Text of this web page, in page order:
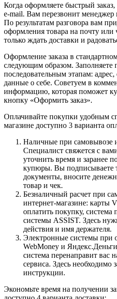
Когда оформляете быстрый
e-mail. Вам перезвонит менеджер
По результатам разговора вам
оформления товара на почту или
только ждать доставки и
Оформление заказа в
следующим образом. Заполняете
последовательным этапам:
данные о себе. Советуем в
информацию, которая поможет
кнопку «Оформить заказ».
Оплачивайте покупки удобным
магазине доступно 3 варианта
Наличные при самовывозе
Специалист свяжется с
уточнить время и заранее
купюры. Вы подписываете
документы, вносите
товар и чек.
Безналичный расчет при
интернет-магазине: карты
оплатить покупку, система
системы ASSIST. Здесь
действия и имя держателя.
Электронные системы при
WebMoney и
система перенаправит вас
сервиса. Здесь необходимо
инструкции.
Экономьте время на получении